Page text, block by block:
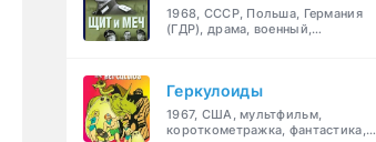
1968, СССР, Польша, Германия
(ГДР), драма, военный,
Геркулоиды
1967, США, мультфильм,
короткометражка, фантастика,